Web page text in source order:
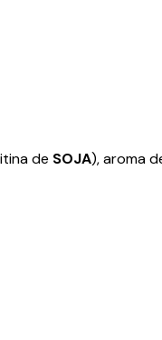
de SOJA), aroma